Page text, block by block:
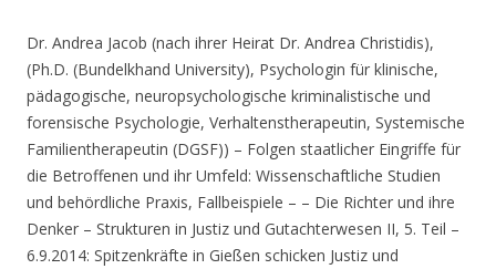
Dr. Andrea Jacob (nach ihrer Heirat Dr. Andrea Christidis),
(Ph.D. (Bundelkhand University), Psychologin für klinische,
pädagogische, neuropsychologische kriminalistische und
forensische Psychologie, Verhaltenstherapeutin, Systemische
Familientherapeutin (DGSF)) – Folgen staatlicher Eingriffe für
die Betroffenen und ihr Umfeld: Wissenschaftliche Studien
und behördliche Praxis, Fallbeispiele – – Die Richter und ihre
Denker – Strukturen in Justiz und Gutachterwesen II, 5. Teil –
6.9.2014: Spitzenkräfte in Gießen schicken Justiz und